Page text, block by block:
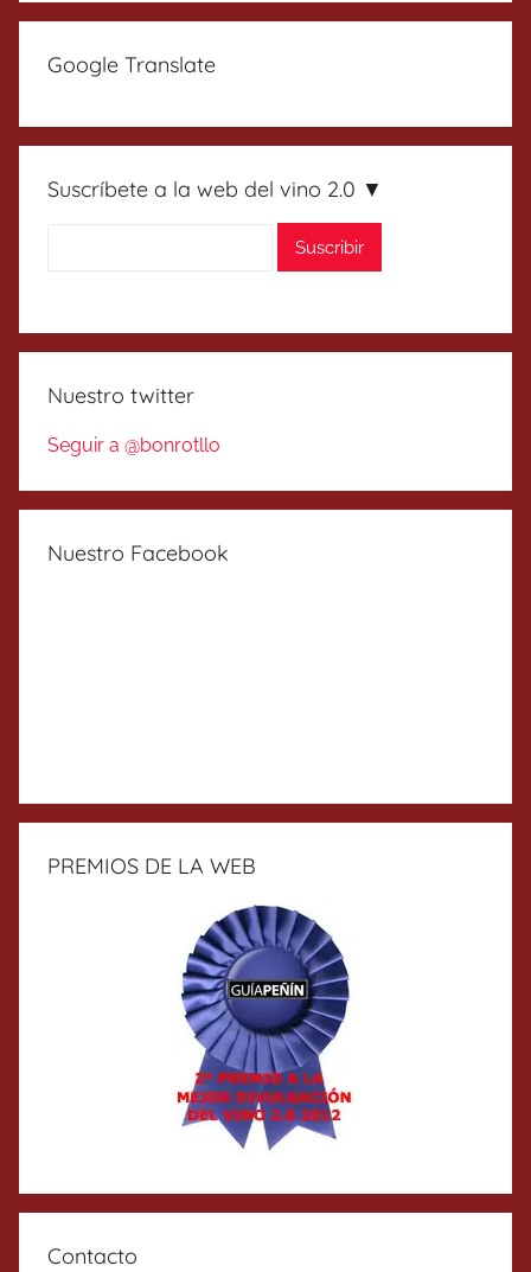
Google Translate
Suscríbete a la web del vino 2.0 ▼
Nuestro twitter
Seguir a @bonrotllo
Nuestro Facebook
PREMIOS DE LA WEB
Contacto